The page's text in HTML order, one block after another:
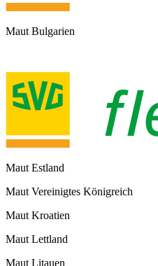
Maut Bulgarien
Maut Estland
Maut Vereinigtes Königreich
Maut Kroatien
Maut Lettland
Maut Litauen